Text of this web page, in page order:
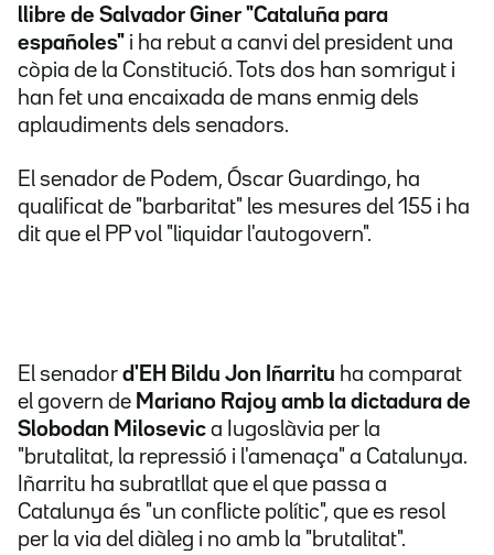
llibre de Salvador Giner "Cataluña para
españoles" i ha rebut a canvi del president una
còpia de la Constitució. Tots dos han somrigut i
han fet una encaixada de mans enmig dels
aplaudiments dels senadors.
El senador de Podem, Óscar Guardingo, ha
qualificat de "barbaritat" les mesures del 155 i ha
dit que el PP vol "liquidar l'autogovern".
El senador d'EH Bildu Jon Iñarritu ha comparat
el govern de Mariano Rajoy amb la dictadura de
Slobodan Milosevic a Iugoslàvia per la
"brutalitat, la repressió i l'amenaça" a Catalunya.
Iñarritu ha subratllat que el que passa a
Catalunya és "un conflicte polític", que es resol
per la via del diàleg i no amb la "brutalitat".